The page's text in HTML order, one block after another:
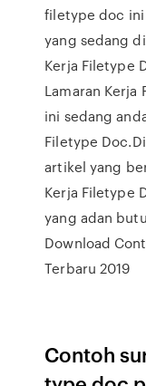
filetype doc ini
yang sedang
Kerja Filetype
Lamaran Kerja
ini sedang
Filetype
artikel yang
Kerja Filetype
yang adan
Download
Terbaru 2019
Contoh